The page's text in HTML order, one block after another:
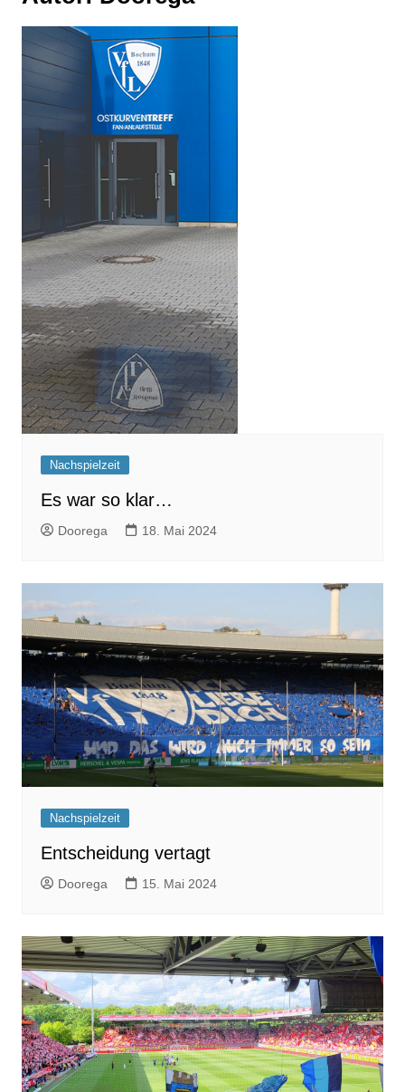
Nachspielzeit
Es war so klar…
Doorega 18. Mai 2024
Nachspielzeit
Entscheidung vertagt
Doorega 15. Mai 2024